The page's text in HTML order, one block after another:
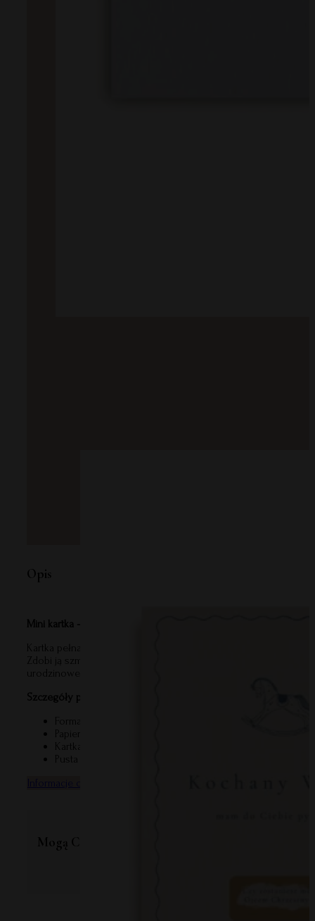
Opis
Mini kartka – Urodziny maj
Kartka pełna świeżości i wiosennej energii, przygotowana z
Zdobi ją szmaragd – kamień szczęścia, miłości i odnowy.
urodzinowego.
Szczegóły produktu:
Format: 105x148mm, kartka składana
Papier: wysokiej jakości papier o gramaturze 300g
Kartka w komplecie z białą kopertą, co czyni ją gotowym
Pusta w środku z miejscem na Twoje wyjątkowe życzenia
Mogą Ci się również spodobać